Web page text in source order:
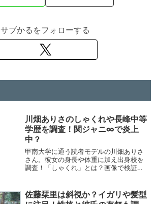
サブかるをフォローする
川畑ありさのしゃくれや長峰中等
学歴を調査！関ジャニ∞で炎上
中？
甲南大学に通う読者モデルの川畑ありさ
さん。彼女の身長や体重に加え出身校を
調査！「しゃくれ」とは？画像で検証！
佐藤栞里は斜視か？イガリや髪型